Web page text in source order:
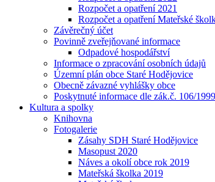
Rozpočet a opatření 2021
Rozpočet a opatření Mateřské
Závěrečný účet
Povinně zveřejňované informace
Odpadové hospodářství
Informace o zpracování osobních údajů
Územní plán obce Staré Hodějovice
Obecně závazné vyhlášky obce
Poskytnuté informace dle zák.č. 106/
Kultura a spolky
Knihovna
Fotogalerie
Zásahy SDH Staré Hodějovice
Masopust 2020
Náves a okolí obce rok 2019
Mateřská školka 2019